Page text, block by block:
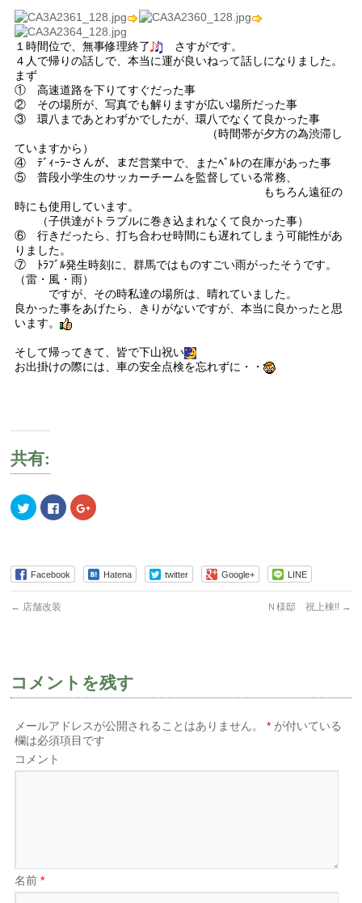
１時間位で、無事修理終了
さすがです。
４人で帰りの話しで、本当に運が良いねって話しになりました。
まず
① 高速道路を下りてすぐだった事
② その場所が、写真でも解りますが広い場所だった事
③ 環八まであとわずかでしたが、環八でなくて良かった事
（時間帯が夕方の為渋滞し
ていますから）
④ ﾃﾞｨｰﾗｰさんが、まだ営業中で、またﾍﾞﾙﾄの在庫があった事
⑤ 普段小学生のサッカーチームを監督している常務、
もちろん遠征の
時にも使用しています。
（子供達がトラブルに巻き込まれなくて良かった事）
⑥ 行きだったら、打ち合わせ時間にも遅れてしまう可能性があ
りました。
⑦ ﾄﾗﾌﾞﾙ発生時刻に、群馬ではものすごい雨がったそうです。
（雷・風・雨）
ですが、その時私達の場所は、晴れていました。
良かった事をあげたら、きりがないですが、本当に良かったと思
います。
そして帰ってきて、皆で下山祝い
お出掛けの際には、車の安全点検を忘れずに・・
共有:
ク
リ
Twitter
で
共
有
(新
し
で
開
き
Facebook
で
に
は
ク
リ
(新
し
い
ィ
ン
ド
ウ
ク
リ
Google+
で
共
有
で
開
き
す)
Facebook Hatena twitter Google+ LINE
← 店舗改装 Ｎ様邸 祝上棟!! →
コメントを残す
メールアドレスが公開されることはありません。 * が付いている
欄は必須項目です
コメント
名前*